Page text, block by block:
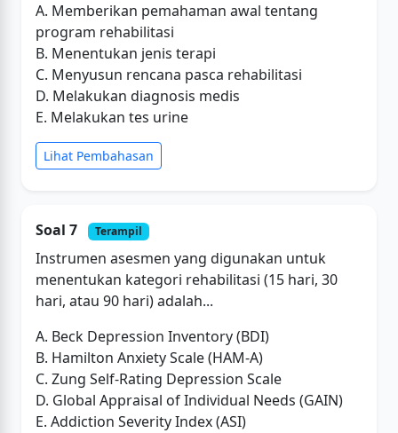
A. Memberikan pemahaman awal tentang
program rehabilitasi
B. Menentukan jenis terapi
C. Menyusun rencana pasca rehabilitasi
D. Melakukan diagnosis medis
E. Melakukan tes urine
Lihat Pembahasan
Soal 7 Terampil
Instrumen asesmen yang digunakan untuk
menentukan kategori rehabilitasi (15 hari, 30
hari, atau 90 hari) adalah...
A. Beck Depression Inventory (BDI)
B. Hamilton Anxiety Scale (HAM-A)
C. Zung Self-Rating Depression Scale
D. Global Appraisal of Individual Needs (GAIN)
E. Addiction Severity Index (ASI)